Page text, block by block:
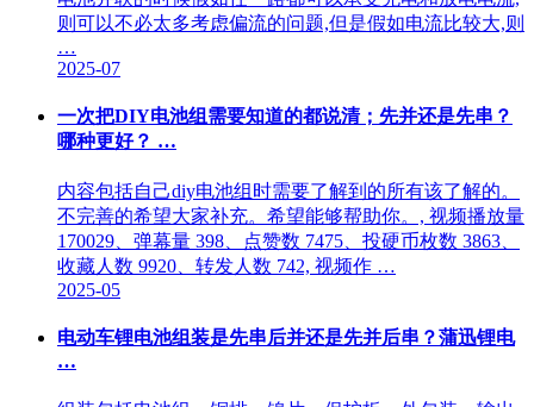
则可以不必太多考虑偏流的问题,但是假如电流比较大,则
…
2025-07
一次把DIY电池组需要知道的都说清；先并还是先串？
哪种更好？ …
内容包括自己diy电池组时需要了解到的所有该了解的。
不完善的希望大家补充。希望能够帮助你。, 视频播放量
170029、弹幕量 398、点赞数 7475、投硬币枚数 3863、
收藏人数 9920、转发人数 742, 视频作 …
2025-05
电动车锂电池组装是先串后并还是先并后串？蒲迅锂电
…